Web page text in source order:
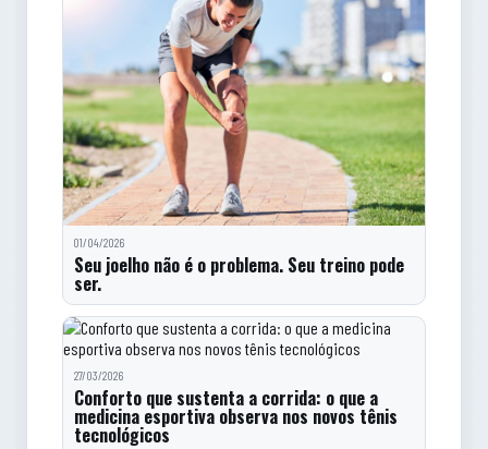
01/04/2026
Seu joelho não é o problema. Seu treino pode
ser.
27/03/2026
Conforto que sustenta a corrida: o que a
medicina esportiva observa nos novos tênis
tecnológicos